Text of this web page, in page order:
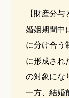
【財産分与
婚姻期間中
に分け合う
に形成され
の対象にな
一方、結婚